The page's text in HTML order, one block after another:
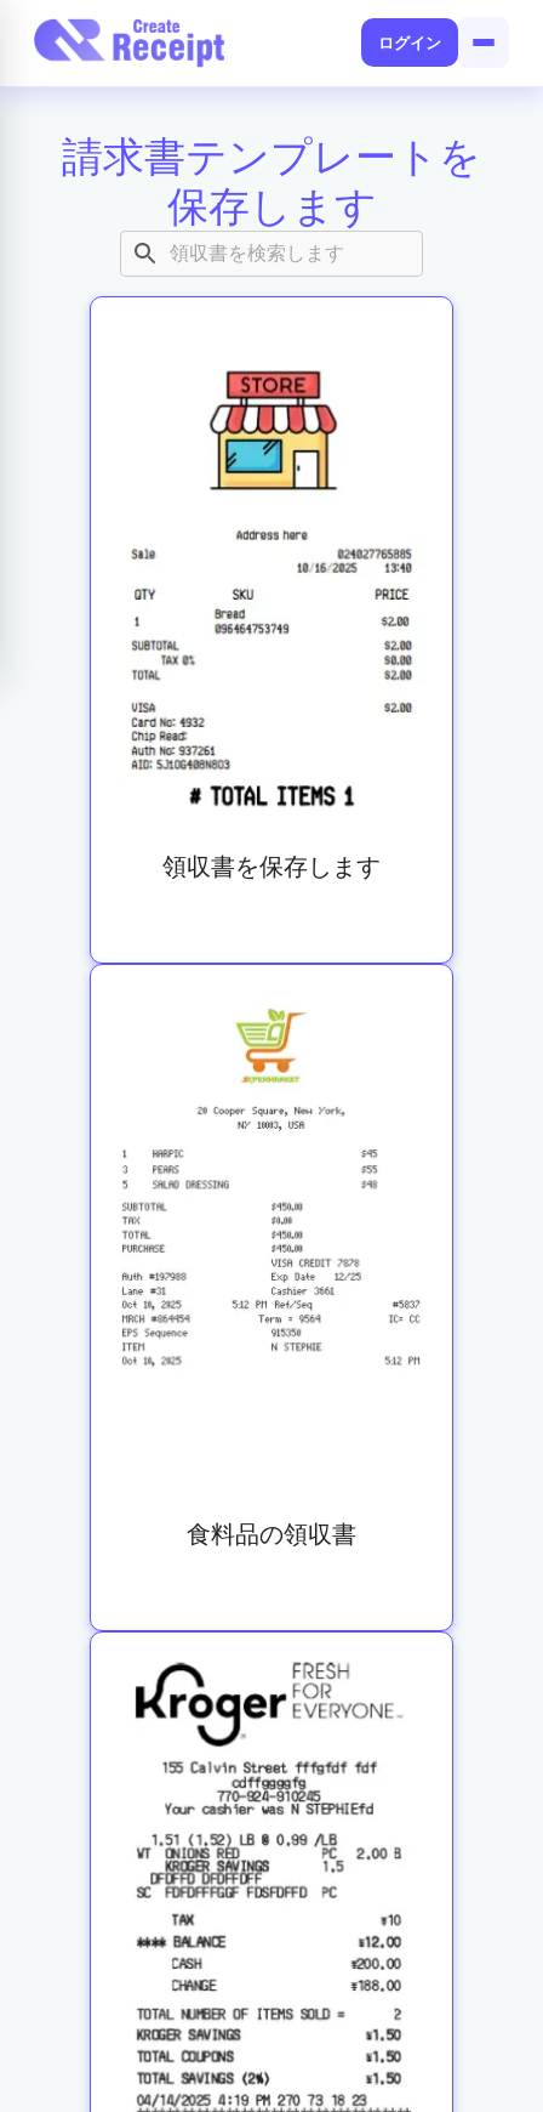
ログイン
請求書テンプレートを
保存します
領収書を保存します
食料品の領収書